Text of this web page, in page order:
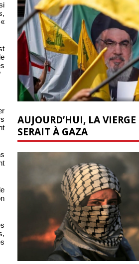
AUJOURD’HUI, LA VIERGE
SERAIT À GAZA